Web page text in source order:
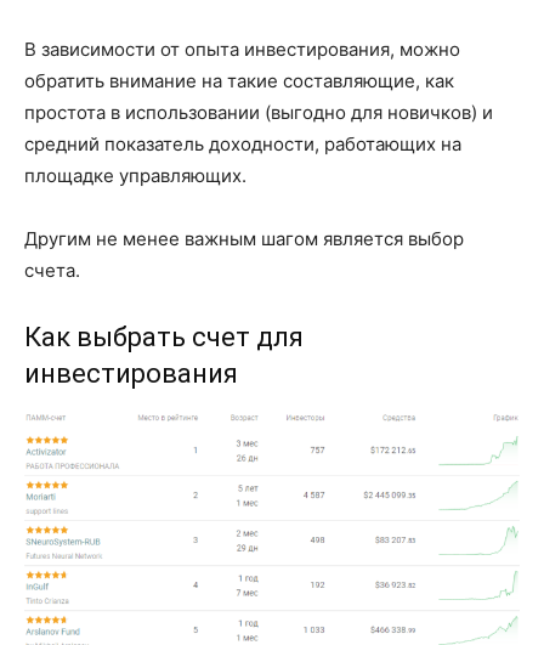
В зависимости от опыта инвестирования, можно
обратить внимание на такие составляющие, как
простота в использовании (выгодно для новичков) и
средний показатель доходности, работающих на
площадке управляющих.
Другим не менее важным шагом является выбор
счета.
Как выбрать счет для
инвестирования